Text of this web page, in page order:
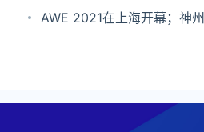
AWE 2021在上海开幕；神